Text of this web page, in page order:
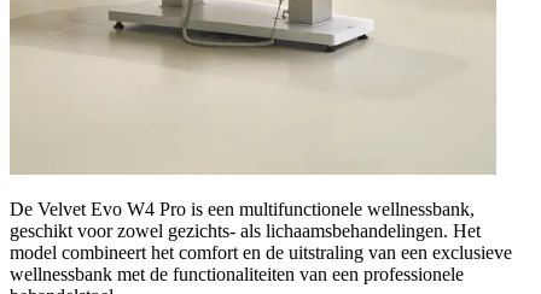
De Velvet Evo W4 Pro is een multifunctionele wellnessbank,
geschikt voor zowel gezichts- als lichaamsbehandelingen. Het
model combineert het comfort en de uitstraling van een exclusieve
wellnessbank met de functionaliteiten van een professionele